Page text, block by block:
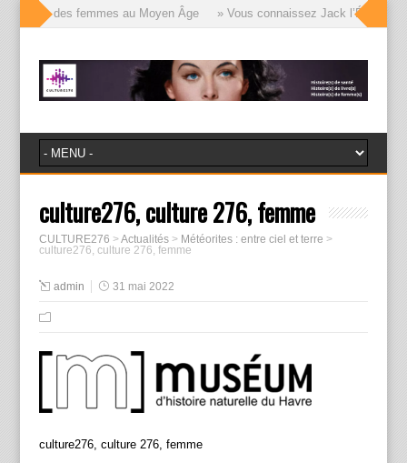
des femmes au Moyen Âge » Vous connaissez Jack
culture276, culture 276, femme
CULTURE276 >Actualités> Météorites : entre ciel et terre >
culture276, culture 276, femme
admin 31 mai 2022
culture276, culture 276, femme